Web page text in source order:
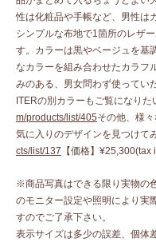
性は化粧品や手帳など、男性は
シンプルな布地で1箇所のレザ
す。カラーは黒やベージュを基
なカラーを組み合わせたカラフ
みのある、男女問わず使って
ITERの別カラーもご覧になりた
m/products/list/405その他、様
気に入りのデザインを見つけて
cts/list/137 【価格】¥25,300(tax
※商品写真はできる限り実物の
のモニター設定や照明により実
すのでご了承下さい。
表示サイズは多少の誤差、個体